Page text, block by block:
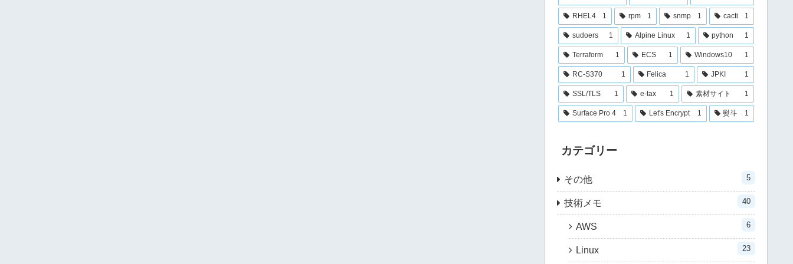
RHEL4 1 rpm 1 snmp 1 cacti 1
sudoers 1 Alpine Linux 1 python 1
Terraform 1 ECS 1 Windows10 1
RC-S370 1 Felica 1 JPKI 1
SSL/TLS 1 e-tax 1 素材サイト 1
Surface Pro 4 1 Let's Encrypt 1 熨斗 1
カテゴリー
その他 5
技術メモ 40
AWS 6
Linux 23